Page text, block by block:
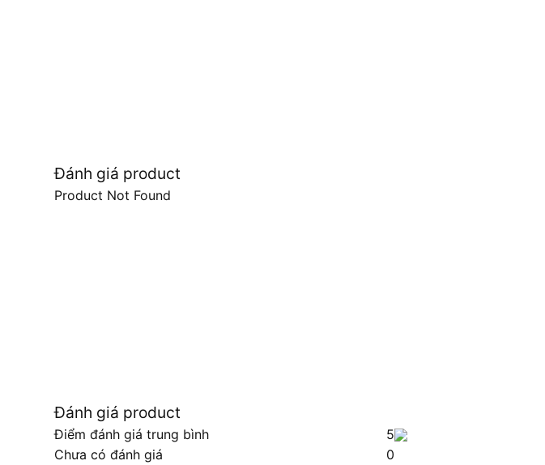
Đánh giá product
Product Not Found
Đánh giá product
Điểm đánh giá trung bình
Chưa có đánh giá
5
0